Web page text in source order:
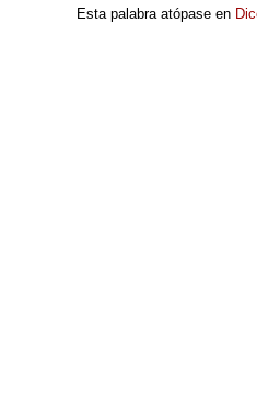
Esta palabra atópase en